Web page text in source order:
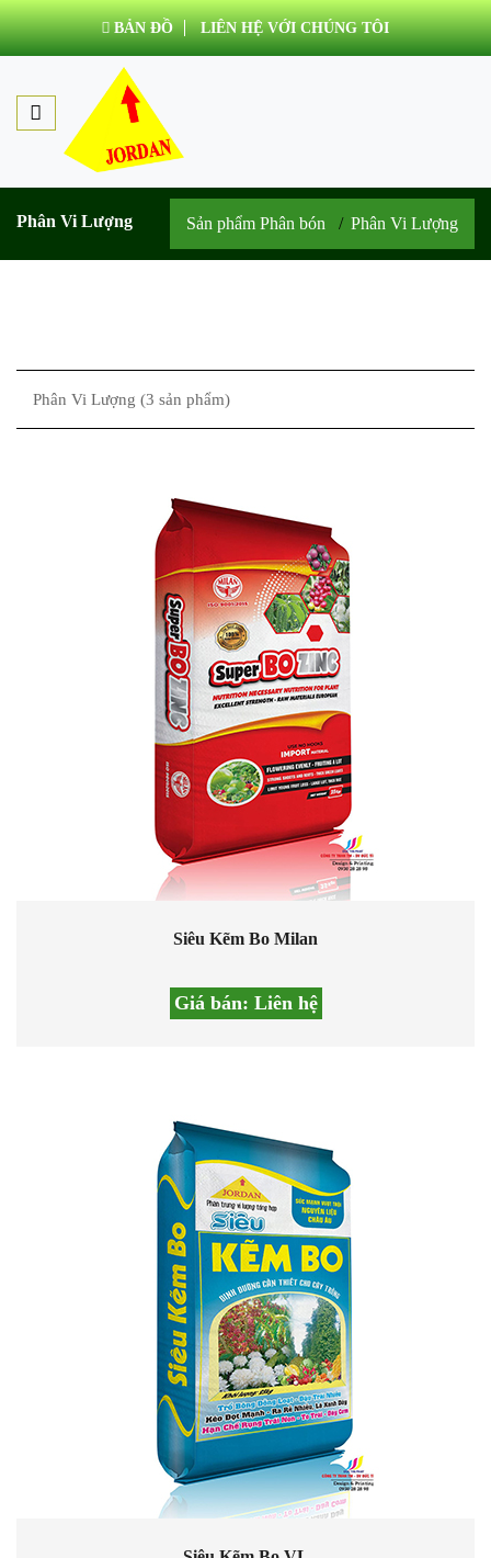
BẢN ĐỒ LIÊN HỆ VỚI CHÚNG TÔI
Phân Vi Lượng Sản phẩm Phân bón Phân Vi Lượng
Phân Vi Lượng (3 sản phẩm)
Siêu Kẽm Bo Milan
Giá bán: Liên hệ